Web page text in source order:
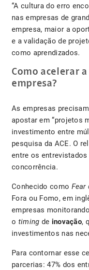
“A cultura do erro
nas empresas de
empresa, maior a
e a validação de
como aprendizados.
Como acelerar
empresa?
As empresas
apostar em “projetos
investimento entre
pesquisa da ACE. O
entre os
concorrência.
Conhecido como Fear
Fora ou Fomo, em
empresas
o timing de inovação,
investimentos nas
Para contornar esse
parcerias: 47% dos